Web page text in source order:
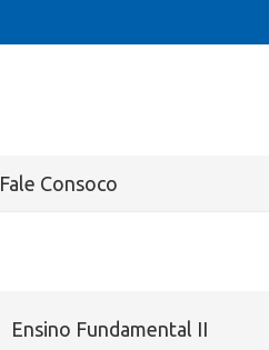
Fale Consoco
Ensino Fundamental II